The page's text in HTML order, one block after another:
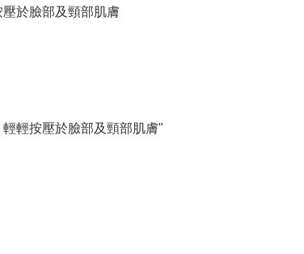
於臉部及頸部肌膚
輕按壓於臉部及頸部肌膚"